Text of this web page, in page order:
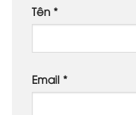
Tên *
Email *